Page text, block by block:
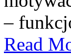
–
Read